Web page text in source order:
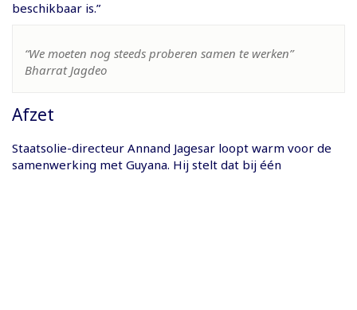
beschikbaar is.”
“We moeten nog steeds proberen samen te werken”
Bharrat Jagdeo
Afzet
Staatsolie-directeur Annand Jagesar loopt warm voor de
samenwerking met Guyana. Hij stelt dat bij één